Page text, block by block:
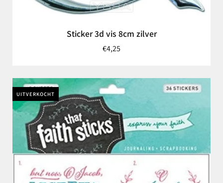
Sticker 3d vis 8cm zilver
€4,25
UITVERKOCHT